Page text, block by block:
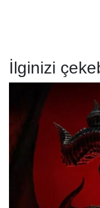
İlginizi